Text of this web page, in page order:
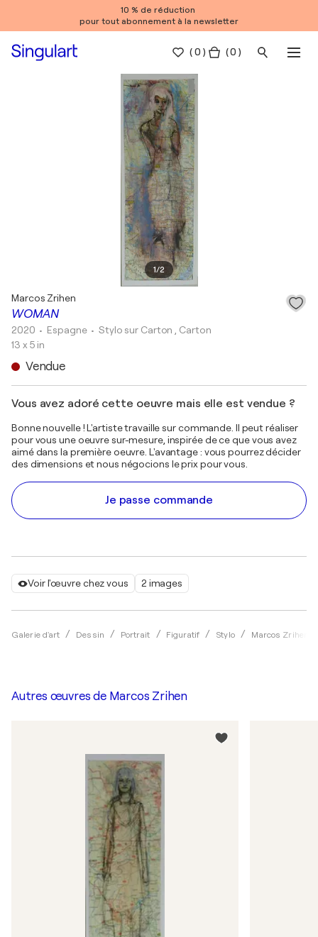
10 % de réduction
pour tout abonnement à la newsletter
(0 ) ( 0 )
1/2
Voir l'œuvre chez vous 2 images
Galerie d'art Dessin Portrait Figuratif Stylo Marcos Zrihen
WOMAN
Marcos Zrihen
2020 • Espagne • Stylo sur Carton , Carton
13 x 5 in
Vendue
Vous avez adoré cette oeuvre mais elle est vendue ?
Bonne nouvelle ! L'artiste travaille sur commande. Il peut réaliser
pour vous une oeuvre sur-mesure, inspirée de ce que vous avez
aimé dans la première oeuvre. L'avantage : vous pourrez décider
des dimensions et nous négocions le prix pour vous.
Je passe commande
Autres œuvres de Marcos Zrihen